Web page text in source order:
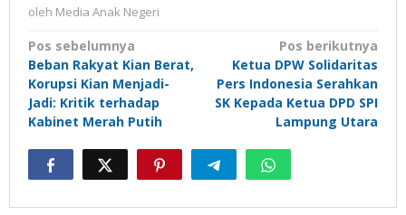
oleh Media Anak Negeri
Navigasi
pos
Pos sebelumnya
Beban Rakyat Kian Berat,
Korupsi Kian Menjadi-
Jadi: Kritik terhadap
Kabinet Merah Putih
Pos berikutnya
Ketua DPW Solidaritas
Pers Indonesia Serahkan
SK Kepada Ketua DPD SPI
Lampung Utara